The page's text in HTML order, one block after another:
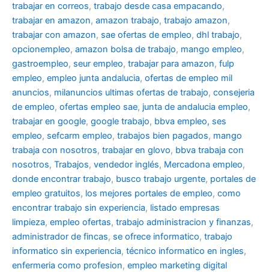
trabajar en correos, trabajo desde casa empacando,
trabajar en amazon, amazon trabajo, trabajo amazon,
trabajar con amazon, sae ofertas de empleo, dhl trabajo,
opcionempleo, amazon bolsa de trabajo, mango empleo,
gastroempleo, seur empleo, trabajar para amazon, fulp
empleo, empleo junta andalucia, ofertas de empleo mil
anuncios, milanuncios ultimas ofertas de trabajo, consejeria
de empleo, ofertas empleo sae, junta de andalucia empleo,
trabajar en google, google trabajo, bbva empleo, ses
empleo, sefcarm empleo, trabajos bien pagados, mango
trabaja con nosotros, trabajar en glovo, bbva trabaja con
nosotros, Trabajos, vendedor inglés, Mercadona empleo,
donde encontrar trabajo, busco trabajo urgente, portales de
empleo gratuitos, los mejores portales de empleo, como
encontrar trabajo sin experiencia, listado empresas
limpieza, empleo ofertas, trabajo administracion y finanzas,
administrador de fincas, se ofrece informatico, trabajo
informatico sin experiencia, técnico informatico en ingles,
enfermeria como profesion, empleo marketing digital